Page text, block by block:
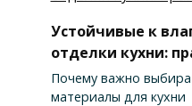
Устойчивые к
отделки кухни:
Почему важно
материалы для кухни